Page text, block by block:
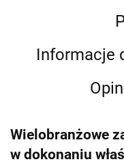
Informacje
Wielobranżowe
w dokonaniu